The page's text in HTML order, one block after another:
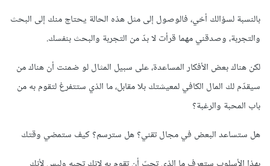
بالنسبة لسؤالك أخي، فالوصول إلى مثل هذه الحالة يحتاج منك إلى البحث
والتجربة، وصدقني مهما قرأت لا بدّ من التجربة والبحث بنفسك.
لكن هناك بعض الأفكار المساعدة، على سبيل المثال لو ضمنت أن هناك من
سيقدّم لك المال الكافي لمعيشتك بلا مقابل، ما الذي ستتفرغ لتقوم به من
باب المحبة والرغبة؟
هل ستساعد البعض في مجال تقني؟ هل سترسم؟ كيف ستمضي وقتك